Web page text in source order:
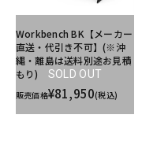
SOLD OUT
Workbench BK【メーカー
直送・代引き不可】(※沖
縄・離島は送料別途お見積
もり)
販売価格¥81,950(税込)